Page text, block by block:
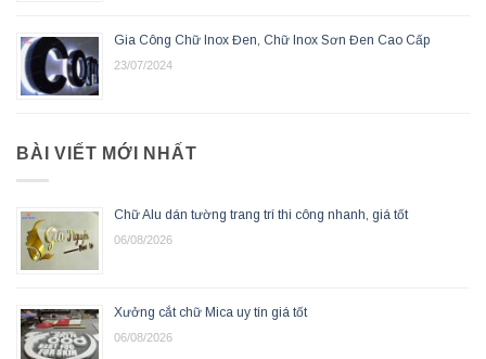
Gia Công Chữ Inox Đen, Chữ Inox Sơn Đen Cao Cấp
23/07/2024
BÀI VIẾT MỚI NHẤT
Chữ Alu dán tường trang trí thi công nhanh, giá tốt
06/08/2026
Xưởng cắt chữ Mica uy tín giá tốt
06/08/2026